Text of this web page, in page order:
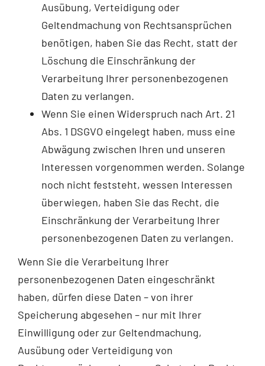
Ausübung, Verteidigung oder
Geltendmachung von Rechtsansprüchen
benötigen, haben Sie das Recht, statt der
Löschung die Einschränkung der
Verarbeitung Ihrer personenbezogenen
Daten zu verlangen.
Wenn Sie einen Widerspruch nach Art. 21
Abs. 1 DSGVO eingelegt haben, muss eine
Abwägung zwischen Ihren und unseren
Interessen vorgenommen werden. Solange
noch nicht feststeht, wessen Interessen
überwiegen, haben Sie das Recht, die
Einschränkung der Verarbeitung Ihrer
personenbezogenen Daten zu verlangen.
Wenn Sie die Verarbeitung Ihrer
personenbezogenen Daten eingeschränkt
haben, dürfen diese Daten – von ihrer
Speicherung abgesehen – nur mit Ihrer
Einwilligung oder zur Geltendmachung,
Ausübung oder Verteidigung von